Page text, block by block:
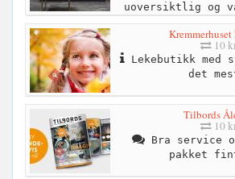
uoversiktlig og
10
Lekebutikk med
det
Tilbords
10
Bra service
pakket